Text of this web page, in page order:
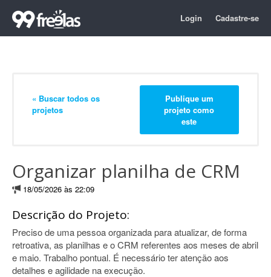
Login Cadastre-se
« Buscar todos os
projetos
Publique um
projeto como
este
Organizar planilha de CRM
18/05/2026 às 22:09
Descrição do Projeto:
Preciso de uma pessoa organizada para atualizar, de forma
retroativa, as planilhas e o CRM referentes aos meses de abril
e maio. Trabalho pontual. É necessário ter atenção aos
detalhes e agilidade na execução.